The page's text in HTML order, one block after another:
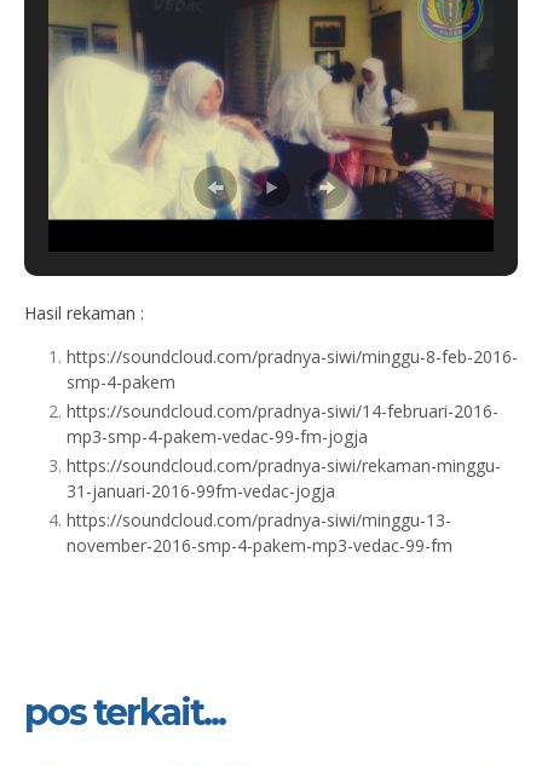
Hasil rekaman :
https://soundcloud.com/pradnya-siwi/minggu-8-feb-2016-
smp-4-pakem
https://soundcloud.com/pradnya-siwi/14-februari-2016-
mp3-smp-4-pakem-vedac-99-fm-jogja
https://soundcloud.com/pradnya-siwi/rekaman-minggu-
31-januari-2016-99fm-vedac-jogja
https://soundcloud.com/pradnya-siwi/minggu-13-
november-2016-smp-4-pakem-mp3-vedac-99-fm
pos terkait...